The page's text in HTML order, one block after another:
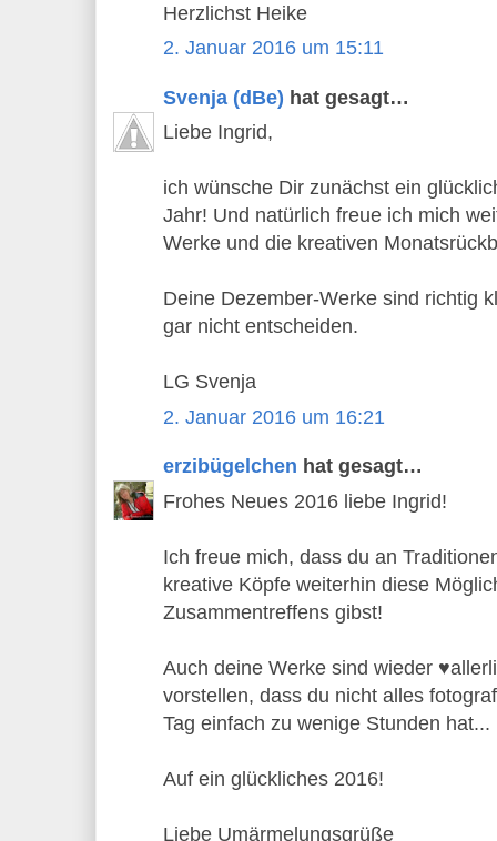
Herzlichst Heike
2. Januar 2016 um 15:11
Svenja (dBe) hat gesagt…
Liebe Ingrid,
ich wünsche Dir zunächst ein
Jahr! Und natürlich freue ich mich
Werke und die kreativen
Deine Dezember-Werke sind richtig
gar nicht entscheiden.
LG Svenja
2. Januar 2016 um 16:21
erzibügelchen hat gesagt…
Frohes Neues 2016 liebe Ingrid!
Ich freue mich, dass du an
kreative Köpfe weiterhin diese
Zusammentreffens gibst!
Auch deine Werke sind wieder
vorstellen, dass du nicht alles
Tag einfach zu wenige Stunden hat...
Auf ein glückliches 2016!
Liebe Umärmelungsgrüße